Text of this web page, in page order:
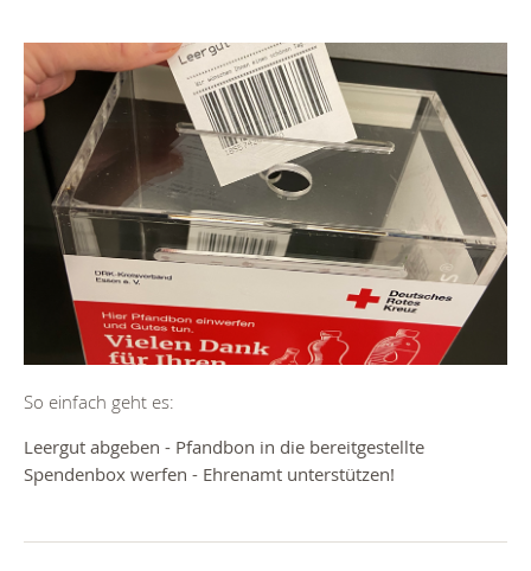
So einfach geht es:
Leergut abgeben - Pfandbon in die bereitgestellte
Spendenbox werfen - Ehrenamt unterstützen!